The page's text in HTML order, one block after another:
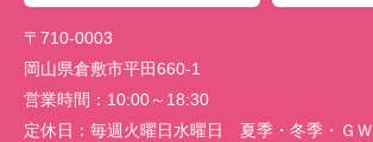
〒710-0003
岡山県倉敷市平田660-1
営業時間： 10:00～18:30
定休日： 毎週火曜日水曜日 夏季・冬季・ＧＷ